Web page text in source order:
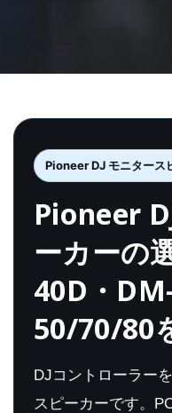
Pioneer DJ モニタース
Pioneer
ーカーの
40D・
50/70/80
DJコントローラー
スピーカーです。